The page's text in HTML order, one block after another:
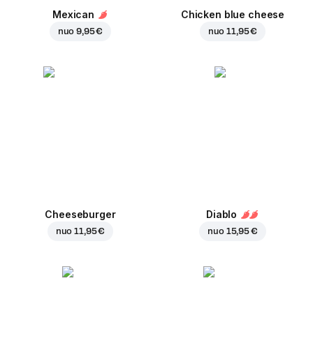
Mexican
nuo9,95 €
Chicken blue cheese
nuo11,95 €
Cheeseburger
nuo11,95 €
Diablo
nuo 15,95 €